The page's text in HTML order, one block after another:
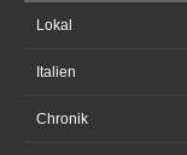
Lokal
Italien
Chronik